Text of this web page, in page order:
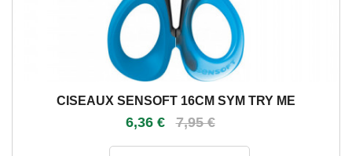
CISEAUX SENSOFT 16CM SYM TRY ME
6,36 € 7,95 €